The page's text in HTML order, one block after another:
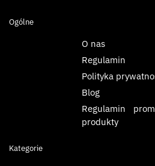
Ogólne
O nas
Regulamin
Polityka
Blog
Regulamin
produkty
Kategorie